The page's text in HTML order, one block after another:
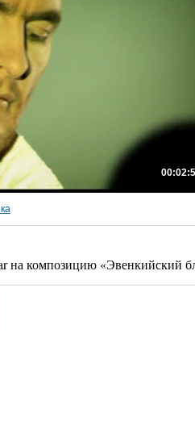
на композицию «Эвенкийский